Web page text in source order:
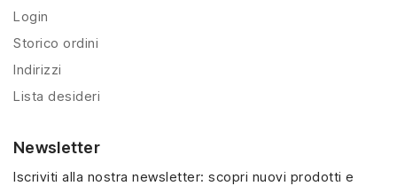
Login
Storico ordini
Indirizzi
Lista desideri
Newsletter
Iscriviti alla nostra newsletter: scopri nuovi prodotti e